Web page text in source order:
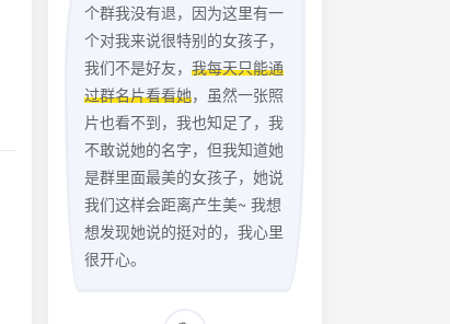
个群我没有退，因为这里有一
个对我来说很特别的女孩子，
我们不是好友， 我每天只能通
过群名片看看她，虽然一张照
片也看不到，我也知足了，我
不敢说她的名字，但我知道她
是群里面最美的女孩子，她说
我们这样会距离产生美~ 我想
想发现她说的挺对的，我心里
很开心。